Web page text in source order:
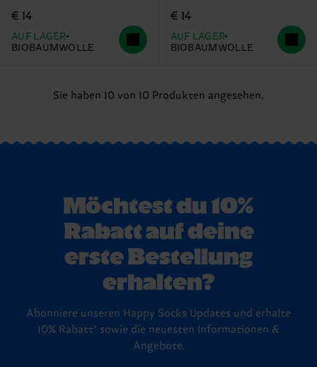
€ 14
AUF LAGER
BIOBAUMWOLLE
€ 14
AUF LAGER
BIOBAUMWOLLE
Sie haben 10 von 10 Produkten angesehen.
Möchtest du 10%
Rabatt auf deine
erste Bestellung
erhalten?
Abonniere unseren Happy Socks Updates und erhalte
10% Rabatt* sowie die neuesten Informationen &
Angebote.